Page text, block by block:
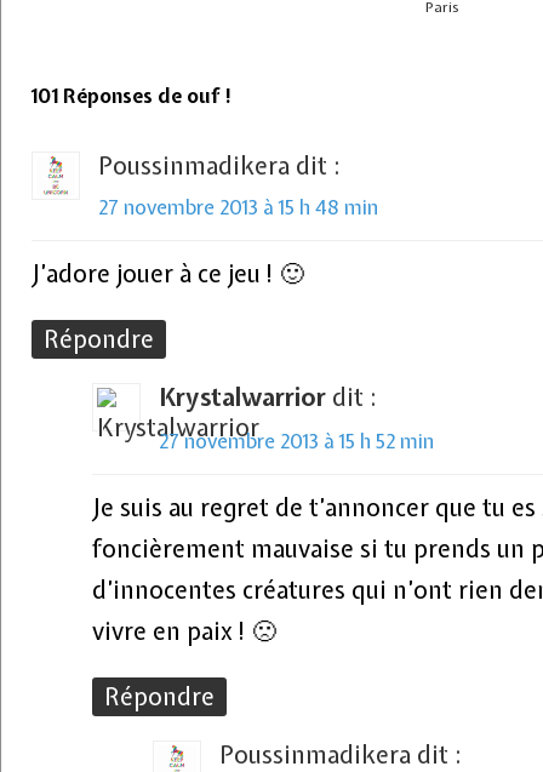
Paris
101 Réponses de ouf !
Poussinmadikera dit :
27 novembre 2013 à 15 h 48 min
J’adore jouer à ce jeu ! 🙂
Répondre
Krystalwarrior dit :
27 novembre 2013 à 15 h 52 min
Je suis au regret de t’annoncer que tu
foncièrement mauvaise si tu prends un
d’innocentes créatures qui n’ont rien
vivre en paix ! 🙁
Répondre
Poussinmadikera dit :